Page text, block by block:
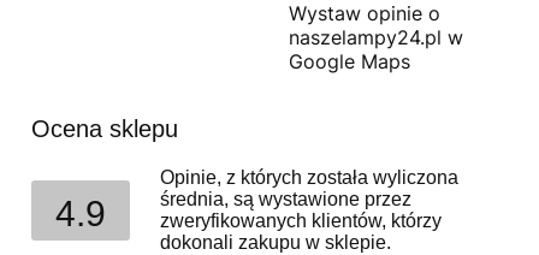
Wystaw opinie o
naszelampy24.pl w
Google Maps
Ocena sklepu
4.9
Opinie, z których została wyliczona
średnia, są wystawione przez
zweryfikowanych klientów, którzy
dokonali zakupu w sklepie.